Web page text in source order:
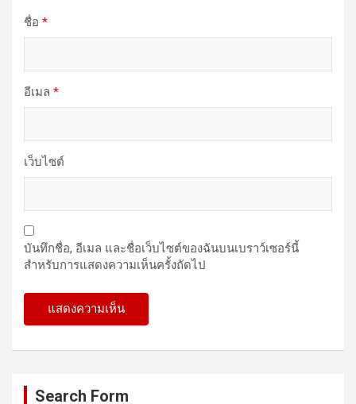
ชื่อ *
อีเมล *
เว็บไซต์
บันทึกชื่อ, อีเมล และชื่อเว็บไซต์ของฉันบนเบราว์เซอร์นี้
สำหรับการแสดงความเห็นครั้งถัดไป
Search Form